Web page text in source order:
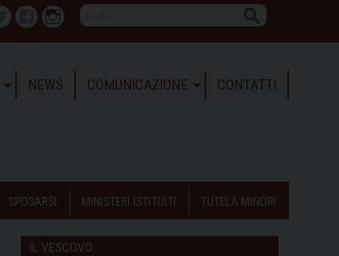
Twitter FacebookInstagram
NEWS COMUNICAZIONE CONTATTI
SPOSARSI MINISTERI ISTITUITI TUTELA MINORI
IL VESCOVO